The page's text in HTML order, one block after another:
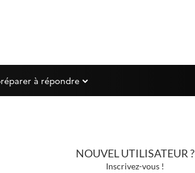
à répondre
NOUVEL UTILISATEUR ?
Inscrivez-vous !